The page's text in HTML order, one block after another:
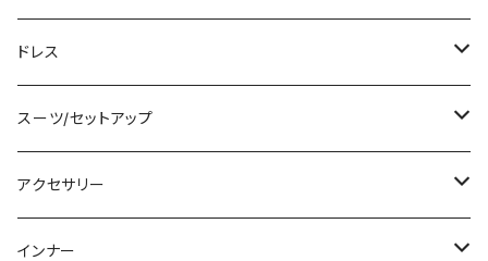
その他
チュニック
カーディガン/ボレロ
ニット/セーター
パーカー
スウェット/トレーナー
デニム
レギンス
その他
オールインワン
ロング
その他
ジャケット
その他
タンキニ
バンドゥビキニ
ワンピース
ラッシュガード
ドレス
ミニ/ショート
ミディアム/ミモレ
ロング/マキシ
スーツ/セットアップ
パンツスーツ
スカートスーツ
アクセサリー
ネックレス
インナー